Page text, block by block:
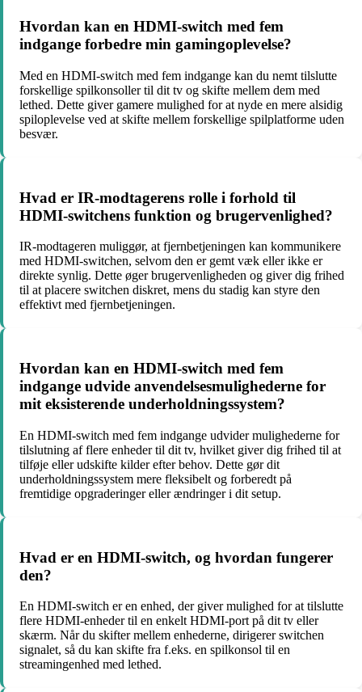
Hvordan kan en HDMI-switch med fem
indgange forbedre min gamingoplevelse?
Med en HDMI-switch med fem indgange kan du nemt tilslutte
forskellige spilkonsoller til dit tv og skifte mellem dem med
lethed. Dette giver gamere mulighed for at nyde en mere alsidig
spiloplevelse ved at skifte mellem forskellige spilplatforme uden
besvær.
Hvad er IR-modtagerens rolle i forhold til
HDMI-switchens funktion og brugervenlighed?
IR-modtageren muliggør, at fjernbetjeningen kan kommunikere
med HDMI-switchen, selvom den er gemt væk eller ikke er
direkte synlig. Dette øger brugervenligheden og giver dig frihed
til at placere switchen diskret, mens du stadig kan styre den
effektivt med fjernbetjeningen.
Hvordan kan en HDMI-switch med fem
indgange udvide anvendelsesmulighederne for
mit eksisterende underholdningssystem?
En HDMI-switch med fem indgange udvider mulighederne for
tilslutning af flere enheder til dit tv, hvilket giver dig frihed til at
tilføje eller udskifte kilder efter behov. Dette gør dit
underholdningssystem mere fleksibelt og forberedt på
fremtidige opgraderinger eller ændringer i dit setup.
Hvad er en HDMI-switch, og hvordan fungerer
den?
En HDMI-switch er en enhed, der giver mulighed for at tilslutte
flere HDMI-enheder til en enkelt HDMI-port på dit tv eller
skærm. Når du skifter mellem enhederne, dirigerer switchen
signalet, så du kan skifte fra f.eks. en spilkonsol til en
streamingenhed med lethed.